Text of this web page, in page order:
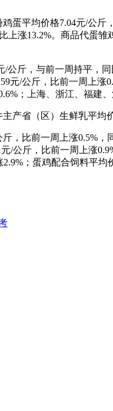
蛋平均价格7.04元/公
上涨13.2%。商品代蛋
/公斤，与前一周持平，
元/公斤，比前一周上
；上海、浙江、福建
产省（区）生鲜乳平均
，比前一周上涨0.5%
/公斤，比前一周上涨
；蛋鸡配合饲料平均